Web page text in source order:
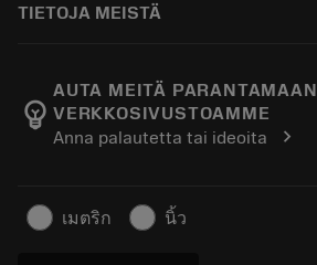
Tilaa
Seuraa tilaustasi
Pyydä tarjous
TIETOJA MEISTÄ
Manufacturing Wellness
Ura
Kestävä liiketoiminta
Lehdistölle
emoji_objects
AUTA MEITÄ PARANTAMAAN
VERKKOSIVUSTOAMME
Anna palautetta tai ideoita
chevron_right
เมตริก นิ้ว